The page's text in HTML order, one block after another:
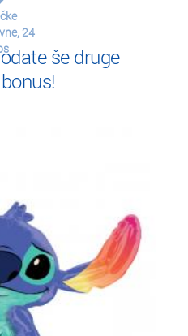
24
še druge